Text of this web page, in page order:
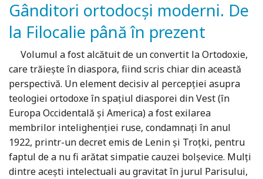
Gânditori ortodocși moderni. De
la Filocalie până în prezent
Volumul a fost alcătuit de un convertit la Ortodoxie,
care trăiește în diaspora, fiind scris chiar din această
perspectivă. Un element decisiv al percepției asupra
teologiei ortodoxe în spațiul diasporei din Vest (în
Europa Occidentală și America) a fost exilarea
membrilor intelighenției ruse, condamnați în anul
1922, printr-un decret emis de Lenin și Troțki, pentru
faptul de a nu fi arătat simpatie cauzei bolșevice. Mulți
dintre acești intelectuali au gravitat în jurul Parisului,